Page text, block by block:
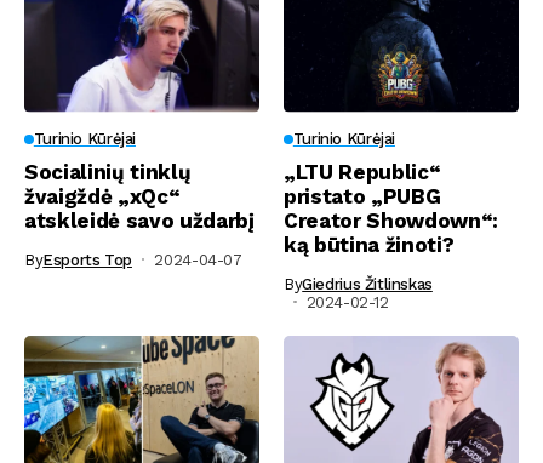
Turinio Kūrėjai
Socialinių tinklų
žvaigždė „xQc“
atskleidė savo uždarbį
ByEsports Top 2024-04-07
Turinio Kūrėjai
„LTU Republic“
pristato „PUBG
Creator Showdown“:
ką būtina žinoti?
ByGiedrius Žitlinskas
2024-02-12